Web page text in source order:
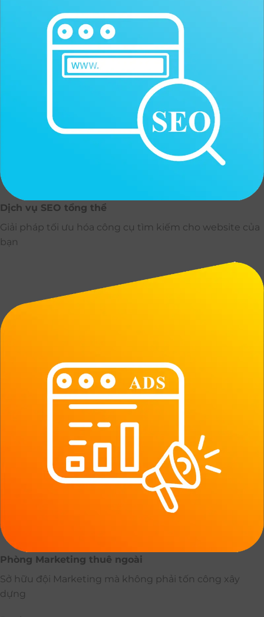
Dịch vụ SEO tổng thể
Giải pháp tối ưu hóa công cụ tìm kiếm cho website của
bạn
Phòng Marketing thuê ngoài
Sở hữu đội Marketing mà không phải tốn công xây
dựng